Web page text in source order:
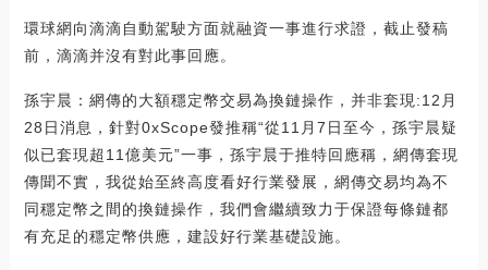
環球網向滴滴自動駕駛方面就融資一事進行求證，截止發稿
前，滴滴并沒有對此事回應。
孫宇晨：網傳的大額穩定幣交易為換鏈操作，并非套現:12月
28日消息，針對0xScope發推稱“從11月7日至今，孫宇晨疑
似已套現超11億美元”一事，孫宇晨于推特回應稱，網傳套現
傳聞不實，我從始至終高度看好行業發展，網傳交易均為不
同穩定幣之間的換鏈操作，我們會繼續致力于保證每條鏈都
有充足的穩定幣供應，建設好行業基礎設施。